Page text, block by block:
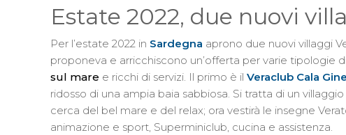
Estate 2022, due nuovi
Per l’estate 2022 in Sardegna aprono due nuovi villaggi
proponeva e arricchiscono un’offerta per varie tipologie
sul mare e ricchi di servizi. Il primo è il Veraclub Cala
ridosso di una ampia baia sabbiosa. Si tratta di un
cerca del bel mare e del relax; ora vestirà le insegne
animazione e sport, Superminiclub, cucina e assistenza.